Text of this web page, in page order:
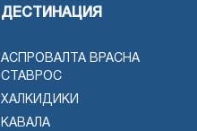
ДЕСТИНАЦИЯ
АСПРОВАЛТА ВРАСНА
СТАВРОС
ХАЛКИДИКИ
КАВАЛА